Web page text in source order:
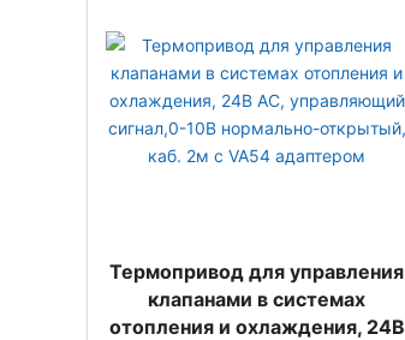
Термопривод для управления
клапанами в системах
отопления и охлаждения, 24В